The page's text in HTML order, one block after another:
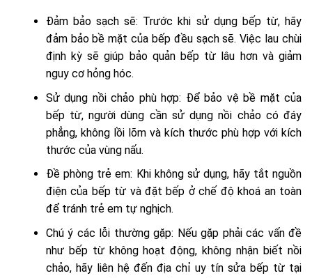
Đảm bảo sạch sẽ: Trước khi sử dụng bếp từ, hãy
đảm bảo bề mặt của bếp đều sạch sẽ. Việc lau chùi
định kỳ sẽ giúp bảo quản bếp từ lâu hơn và giảm
nguy cơ hỏng hóc.
Sử dụng nồi chảo phù hợp: Để bảo vệ bề mặt của
bếp từ, người dùng cần sử dụng nồi chảo có đáy
phẳng, không lồi lõm và kích thước phù hợp với kích
thước của vùng nấu.
Đề phòng trẻ em: Khi không sử dụng, hãy tắt nguồn
điện của bếp từ và đặt bếp ở chế độ khoá an toàn
để tránh trẻ em tự nghịch.
Chú ý các lỗi thường gặp: Nếu gặp phải các vấn đề
như bếp từ không hoạt động, không nhận biết nồi
chảo, hãy liên hệ đến địa chỉ uy tín sửa bếp từ tại